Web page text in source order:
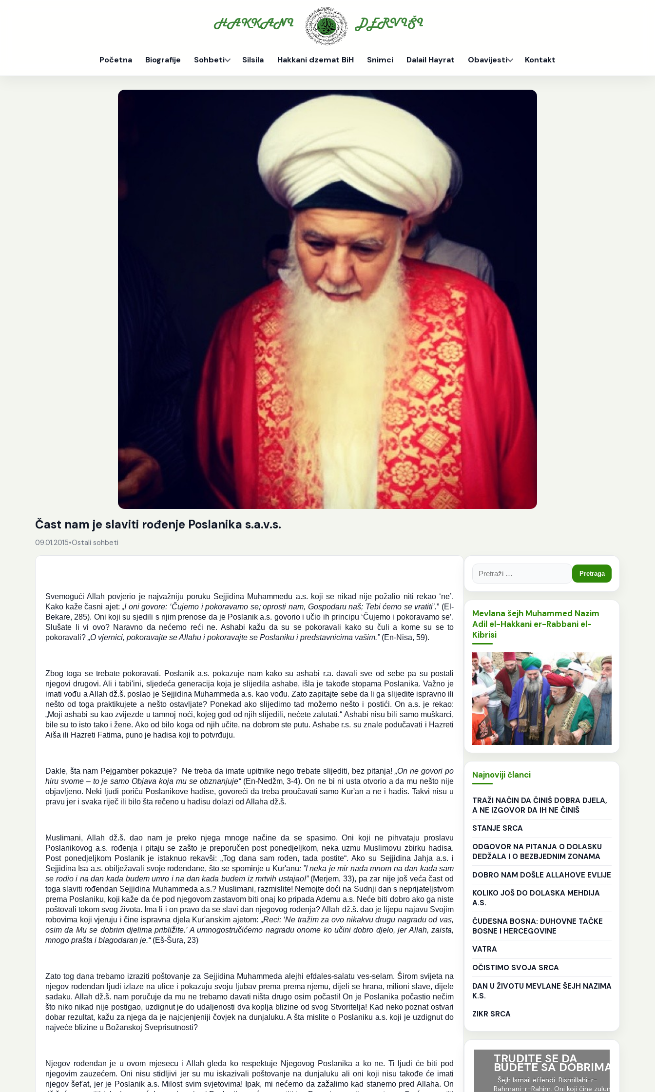
Početna Biografije Sohbeti Silsila Hakkani dzemat BiH Snimci Dalail Hayrat Obavijesti Kontakt
Čast nam je slaviti rođenje Poslanika s.a.v.s.
09.01.2015•Ostali sohbeti
Svemogući Allah povjerio je najvažniju poruku Sejjidina Muhammedu a.s. koji se nikad nije požalio niti rekao ‘ne’.
Kako kaže časni ajet:„I oni govore: ‘Čujemo i pokoravamo se; oprosti nam, Gospodaru naš; Tebi ćemo se vratiti’.” (El-
Bekare, 285). Oni koji su sjedili s njim prenose da je Poslanik a.s. govorio i učio ih principu ‘Čujemo i pokoravamo se’.
Slušate li vi ovo? Naravno da nećemo reći ne. Ashabi kažu da su se pokoravali kako su čuli a kome su se to
pokoravali? „O vjernici, pokoravajte se Allahu i pokoravajte se Poslaniku i predstavnicima vašim.”(En-Nisa, 59).
Zbog toga se trebate pokoravati. Poslanik a.s. pokazuje nam kako su ashabi r.a. davali sve od sebe pa su postali
njegovi drugovi. Ali i tabi'ini, sljedeća generacija koja je slijedila ashabe, išla je takođe stopama Poslanika. Važno je
imati vođu a Allah dž.š. poslao je Sejjidina Muhammeda a.s. kao vođu. Zato zapitajte sebe da li ga slijedite ispravno ili
nešto od toga praktikujete a nešto ostavljate? Ponekad ako slijedimo tad možemo nešto i postići. On a.s. je rekao:
„Moji ashabi su kao zvijezde u tamnoj noći, kojeg god od njih slijedili, nećete zalutati.“ Ashabi nisu bili samo muškarci,
bile su to isto tako i žene. Ako od bilo koga od njih učite, na dobrom ste putu. Ashabe r.s. su znale podučavati i Hazreti
Aiša ili Hazreti Fatima, puno je hadisa koji to potvrđuju.
Dakle, šta nam Pejgamber pokazuje? Ne treba da imate upitnike nego trebate slijediti, bez pitanja! „On ne govori po
hiru svome – to je samo Objava koja mu se obznanjuje“ (En-Nedžm, 3-4). On ne bi ni usta otvorio a da mu nešto nije
objavljeno. Neki ljudi poriču Poslanikove hadise, govoreći da treba proučavati samo Kur'an a ne i hadis. Takvi nisu u
pravu jer i svaka riječ ili bilo šta rečeno u hadisu dolazi od Allaha dž.š.
Muslimani, Allah dž.š. dao nam je preko njega mnoge načine da se spasimo. Oni koji ne pihvataju proslavu
Poslanikovog a.s. rođenja i pitaju se zašto je preporučen post ponedjeljkom, neka uzmu Muslimovu zbirku hadisa.
Post ponedjeljkom Poslanik je istaknuo rekavši: „Tog dana sam rođen, tada postite“. Ako su Sejjidina Jahja a.s. i
Sejjidina Isa a.s. obilježavali svoje rođendane, što se spominje u Kur'anu: ”I neka je mir nada mnom na dan kada sam
se rodio i na dan kada budem umro i na dan kada budem iz mrtvih ustajao!”(Merjem, 33), pa zar nije još veća čast od
toga slaviti rođendan Sejjidina Muhammeda a.s.? Muslimani, razmislite! Nemojte doći na Sudnji dan s neprijateljstvom
prema Poslaniku, koji kaže da će pod njegovom zastavom biti onaj ko pripada Ademu a.s. Neće biti dobro ako ga niste
poštovali tokom svog života. Ima li i on pravo da se slavi dan njegovog rođenja? Allah dž.š. dao je lijepu najavu Svojim
robovima koji vjeruju i čine ispravna djela Kur'anskim ajetom: „Reci: ‘Ne tražim za ovo nikakvu drugu nagradu od vas,
osim da Mu se dobrim djelima približite.’ A umnogostručićemo nagradu onome ko učini dobro djelo, jer Allah, zaista,
mnogo prašta i blagodaran je.“(Eš-Šura, 23)
Zato tog dana trebamo izraziti poštovanje za Sejjidina Muhammeda alejhi efdales-salatu ves-selam. Širom svijeta na
njegov rođendan ljudi izlaze na ulice i pokazuju svoju ljubav prema prema njemu, dijeli se hrana, milioni slave, dijele
sadaku. Allah dž.š. nam poručuje da mu ne trebamo davati ništa drugo osim počasti! On je Poslanika počastio nečim
što niko nikad nije postigao, uzdignut je do udaljenosti dva koplja blizine od svog Stvoritelja! Kad neko poznat ostvari
dobar rezultat, kažu za njega da je najcjenjeniji čovjek na dunjaluku. A šta mislite o Poslaniku a.s. koji je uzdignut do
najveće blizine u Božanskoj Sveprisutnosti?
Njegov rođendan je u ovom mjesecu i Allah gleda ko respektuje Njegovog Poslanika a ko ne. Ti ljudi će biti pod
njegovim zauzećem. Oni nisu stidljivi jer su mu iskazivali poštovanje na dunjaluku ali oni koji nisu takođe će imati
njegov šef'at, jer je Poslanik a.s. Milost svim svjetovima! Ipak, mi nećemo da zažalimo kad stanemo pred Allaha. On
Pretraga:
Mevlana šejh Muhammed Nazim
Adil el-Hakkani er-Rabbani el-
Kibrisi
Najnoviji članci
TRAŽI NAČIN DA ČINIŠ DOBRA DJELA,
A NE IZGOVOR DA IH NE ČINIŠ
STANJE SRCA
ODGOVOR NA PITANJA O DOLASKU
DEDŽALA I O BEZBJEDNIM ZONAMA
DOBRO NAM DOŠLE ALLAHOVE EVLIJE
KOLIKO JOŠ DO DOLASKA MEHDIJA
A.S.
ČUDESNA BOSNA: DUHOVNE TAČKE
BOSNE I HERCEGOVINE
VATRA
OČISTIMO SVOJA SRCA
DAN U ŽIVOTU MEVLANE ŠEJH NAZIMA
K.S.
ZIKR SRCA
Ko god slijedi Allahov
put treba da zna da
je to i put Allahovih
evlija.
Kod svakog jela tri su
stvari važne
Šejh Ismail effendi. Bismillahi-r-
Rahmani-r-Rahim. Kod svakog jela
TRUDITE SE DA
BUDETE SA DOBRIMA
Šejh Ismail effendi. Bismillahi-r-
Rahmani-r-Rahim. Oni koji čine zulum